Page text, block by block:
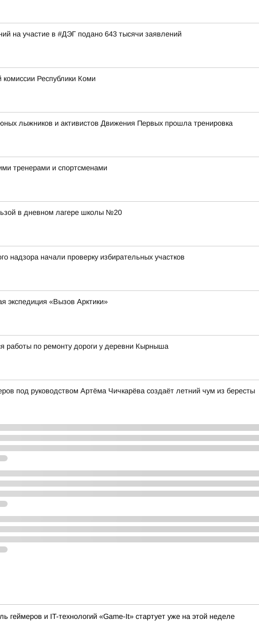
на участие в #ДЭГ подано 643 тысячи заявлений
Республики Коми
лыжников и активистов Движения Первых прошла тренировка
тренерами и спортсменами
в дневном лагере школы №20
надзора начали проверку избирательных участков
экспедиция «Вызов Арктики»
работы по ремонту дороги у деревни Кырныша
под руководством Артёма Чичкарёва создаёт летний чум из бересты
и IT-технологий «Game-It» стартует уже на этой неделе